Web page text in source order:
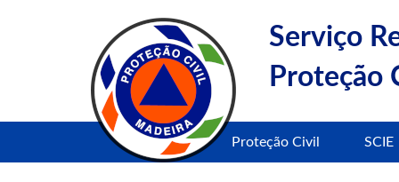
Serviço
Proteção
Proteção Civil SCIE